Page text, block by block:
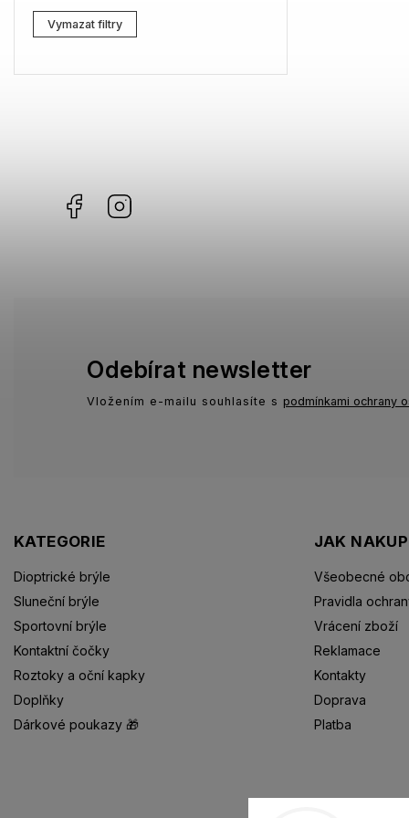
Lacoste
Marc Jacobs
Vymazat filtry
Facebook
KATEGORIE
Dioptrické brýle
Sluneční brýle
Sportovní brýle
Kontaktní čočky
Roztoky a oční kapky
Doplňky
Dárkové poukazy 🎁
JAK
Všeobecné
Pravidla
Vrácení zboží
Reklamace
Kontakty
Doprava
Platba
Odebírat newsletter
Vložením e-mailu souhlasíte s podmínkami ochrany